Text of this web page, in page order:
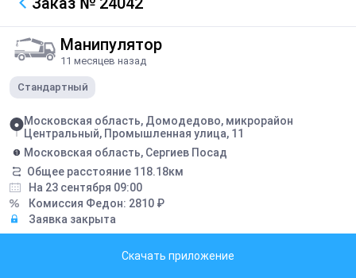
Манипулятор
11 месяцев назад
Стандартный
Московская область, Домодедово, микрорайон
Центральный, Промышленная улица, 11
Московская область, Сергиев Посад
Общее расстояние 118.18км
На 23 сентября 09:00
Комиссия Федон: 2810 ₽
Заявка закрыта
Скачать приложение